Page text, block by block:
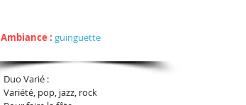
Ambiance : guinguette
Duo Varié :
Variété, pop, jazz, rock